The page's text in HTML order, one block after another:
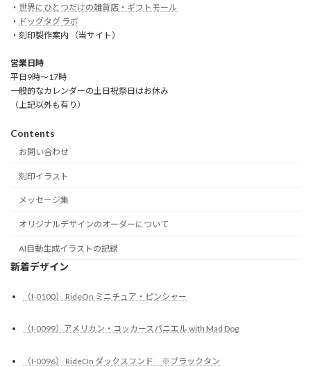
・ 世界にひとつだけの雑貨店・ギフトモール
・ ドッグタグ ラボ
・刻印製作案内 （当サイト）
営業日時
平日9時～17時
一般的なカレンダーの土日祝祭日はお休み
（上記以外も有り）
Contents
お問い合わせ
刻印イラスト
メッセージ集
オリジナルデザインのオーダーについて
AI自動生成イラストの記録
新着デザイン
（I-0100） RideOn ミニチュア・ピンシャー
（I-0099）アメリカン・コッカースパニエル with Mad Dog
（I-0096） RideOn ダックスフンド ※ブラックタン